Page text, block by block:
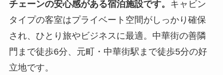
チェーンの安心感がある宿泊施設です。 キャビン
タイプの客室はプライベート空間がしっかり確保
され、ひとり旅やビジネスに最適。中華街の善隣
門まで徒歩6分、元町・中華街駅まで徒歩5分の好
立地です。